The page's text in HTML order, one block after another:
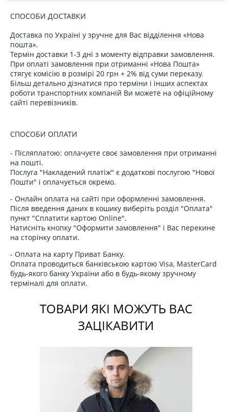
СПОСОБИ ДОСТАВКИ
Доставка по Україні у зручне для Вас відділення «Нова
пошта».
Термін доставки 1-3 дні з моменту відправки замовлення.
При оплаті замовлення при отриманні «Нова Пошта»
стягує комісію в розмірі 20 грн + 2% від суми переказу.
Більш детально дізнатися про терміни і інших аспектах
роботи транспортних компаній Ви можете на офіційному
сайті перевізників.
СПОСОБИ ОПЛАТИ
- Післяплатою: оплачуєте своє замовлення при отриманні
на пошті.
Послуга "Накладений платіж" є додаткові послугою "Нової
Пошти" і оплачується окремо.
- Онлайн оплата на сайті при оформленні замовлення.
Після введення даних в кошику виберіть розділ "Оплата"
пункт "Сплатити картою Online".
Натисніть кнопку "Оформити замовлення" і Вас перекине
на сторінку оплати.
- Оплата на карту Приват Банку.
Оплата проводиться банківською картою Visa, MasterCard
будь-якого банку України або в будь-якому зручному
терміналі для оплати.
ТОВАРИ ЯКІ МОЖУТЬ ВАС
ЗАЦІКАВИТИ